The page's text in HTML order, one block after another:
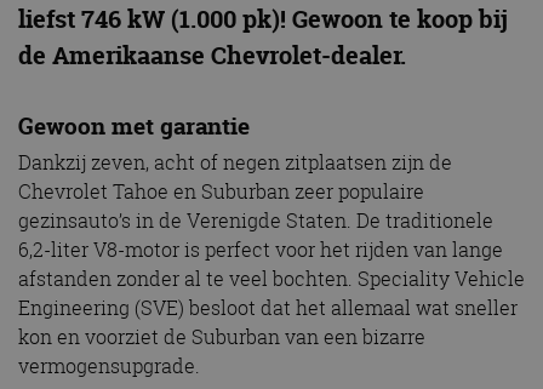
liefst 746 kW (1.000 pk)! Gewoon te koop bij
de Amerikaanse Chevrolet-dealer.
Gewoon met garantie
Dankzij zeven, acht of negen zitplaatsen zijn de
Chevrolet Tahoe en Suburban zeer populaire
gezinsauto’s in de Verenigde Staten. De traditionele
6,2-liter V8-motor is perfect voor het rijden van lange
afstanden zonder al te veel bochten. Speciality Vehicle
Engineering (SVE) besloot dat het allemaal wat sneller
kon en voorziet de Suburban van een bizarre
vermogensupgrade.